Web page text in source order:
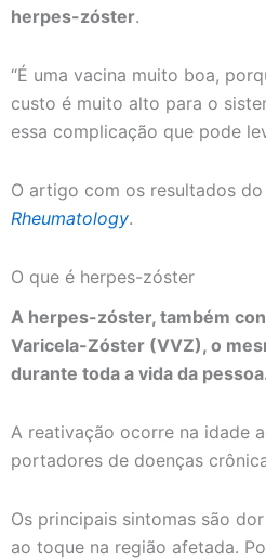
herpes-zóster.
“É uma vacina muito boa,
custo é muito alto para o
essa complicação que pode
O artigo com os resultados
Rheumatology.
O que é herpes-zóster
A herpes-zóster, também
Varicela-Zóster (VVZ), o
durante toda a vida da
A reativação ocorre na idade
portadores de doenças
Os principais sintomas são
ao toque na região afetada.